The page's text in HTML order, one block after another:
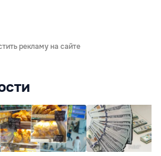
рекламу на сайте